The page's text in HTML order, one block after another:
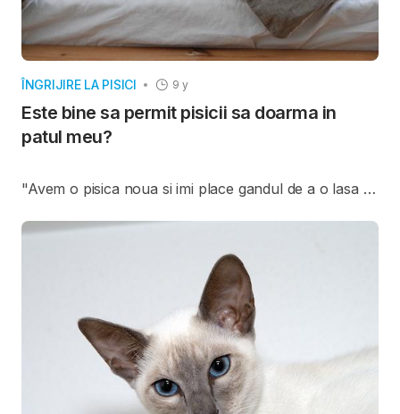
ÎNGRIJIRE LA PISICI 9 y
Este bine sa permit pisicii sa doarma in
patul meu?
"Avem o pisica noua si imi place gandul de a o lasa sa
Partenerul meu de viata spune ca pisica este prea
tanara pentru a fi urcata in pat".